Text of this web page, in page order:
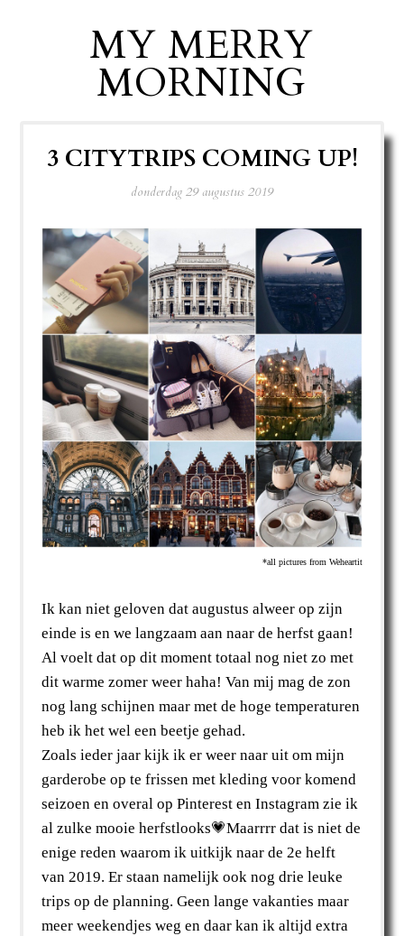
MY MERRY
MORNING
3 CITYTRIPS COMING UP!
donderdag 29 augustus 2019
*all pictures from Weheartit
Ik kan niet geloven dat augustus alweer op zijn
einde is en we langzaam aan naar de herfst gaan!
Al voelt dat op dit moment totaal nog niet zo met
dit warme zomer weer haha! Van mij mag de zon
nog lang schijnen maar met de hoge temperaturen
heb ik het wel een beetje gehad.
Zoals ieder jaar kijk ik er weer naar uit om mijn
garderobe op te frissen met kleding voor komend
seizoen en overal op Pinterest en Instagram zie ik
al zulke mooie herfstlooks💗Maarrrr dat is niet de
enige reden waarom ik uitkijk naar de 2e helft
van 2019. Er staan namelijk ook nog drie leuke
trips op de planning. Geen lange vakanties maar
meer weekendjes weg en daar kan ik altijd extra